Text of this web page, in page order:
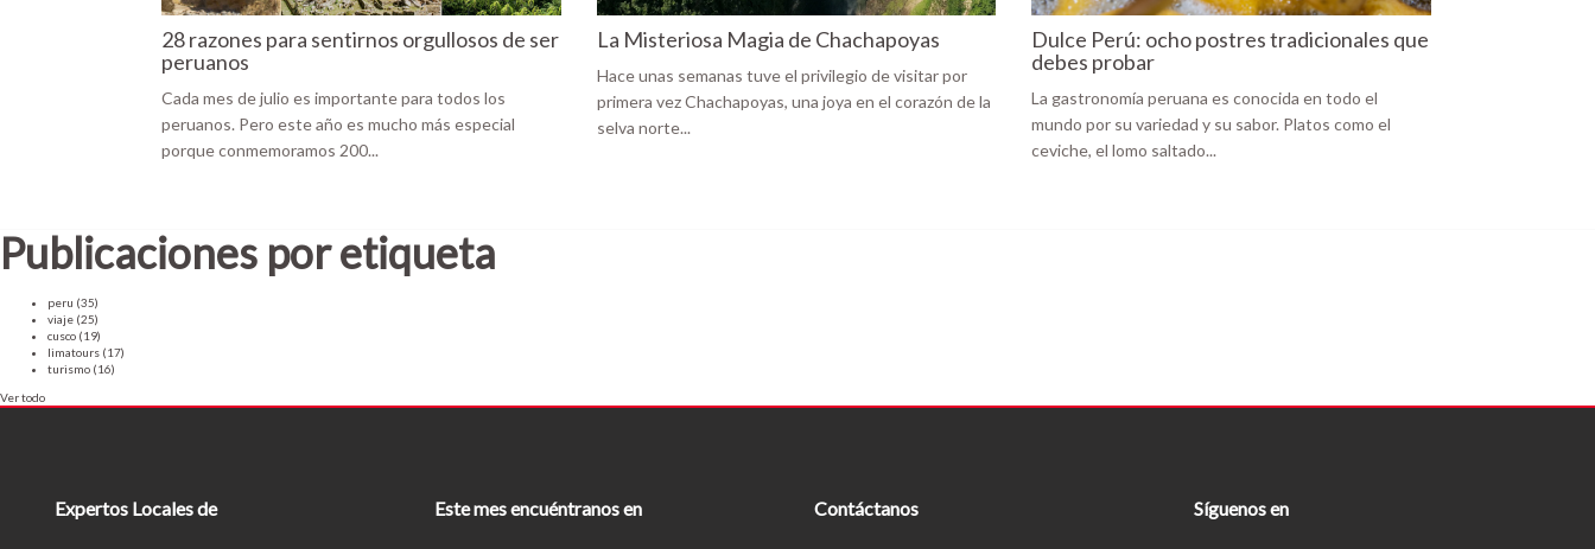
28 razones para sentirnos orgullosos de ser
peruanos
Cada mes de julio es importante para todos los
peruanos. Pero este año es mucho más especial
porque conmemoramos 200...
La Misteriosa Magia de Chachapoyas
Hace unas semanas tuve el privilegio de visitar por
primera vez Chachapoyas, una joya en el corazón de la
selva norte...
Dulce Perú: ocho postres tradicionales que
debes probar
La gastronomía peruana es conocida en todo el
mundo por su variedad y su sabor. Platos como el
ceviche, el lomo saltado...
Publicaciones por etiqueta
peru (35)
viaje (25)
cusco (19)
limatours (17)
turismo (16)
Ver todo
Expertos Locales de Este mes encuéntranos en Contáctanos Síguenos en